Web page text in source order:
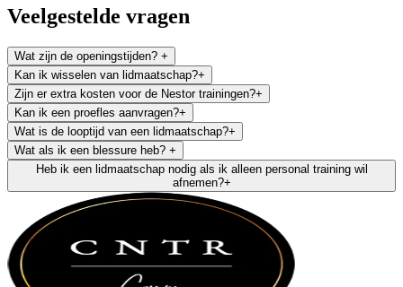
Veelgestelde vragen
Wat zijn de openingstijden? +
Kan ik wisselen van lidmaatschap?+
Zijn er extra kosten voor de Nestor trainingen?+
Kan ik een proefles aanvragen?+
Wat is de looptijd van een lidmaatschap?+
Wat als ik een blessure heb? +
Heb ik een lidmaatschap nodig als ik alleen personal training wil
afnemen?+